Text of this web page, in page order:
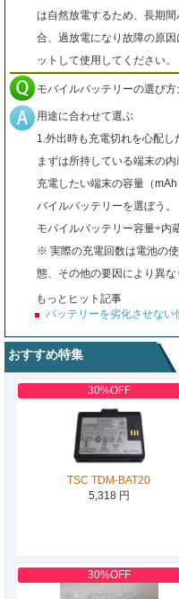
は自然放電するため、長期
合、過放電になり故障の原
ットして使用してください。
モバイルバッテリーの選び方
用途に合わせて選ぶ
1.外出時も充電切れを心配
まずは所持している端末の
充電したい端末の容量（
バイルバッテリーを選ぼう。
モバイルバッテリー容量÷内
※ 実際の充電回数は電池の
態、その他の要因により異な
もっとヒット記事
バッテリーを劣化させない
おすすめ特集
30%OFF
TSC TDM-BAT20
5,318 円
30%OFF